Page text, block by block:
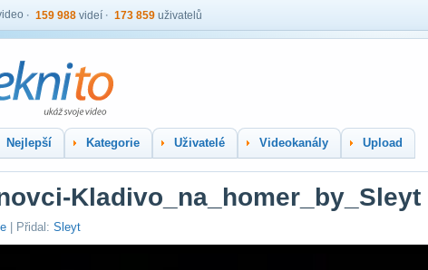
159 988 videí 173 859 uživatelů
Nejlepší Kategorie Uživatelé Videokanály Upload
Kladivo_na_homer_by_Sleyt
| Přidal: Sleyt